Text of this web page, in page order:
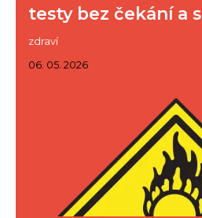
testy bez čekání a
zdraví
06. 05. 2026